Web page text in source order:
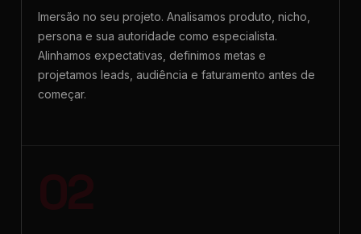
Imersão no seu projeto. Analisamos produto, nicho,
persona e sua autoridade como especialista.
Alinhamos expectativas, definimos metas e
projetamos leads, audiência e faturamento antes de
começar.
02